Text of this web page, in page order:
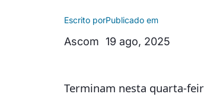
Escrito por
Ascom
Publicado em
19 ago, 2025
Terminam nesta quarta-